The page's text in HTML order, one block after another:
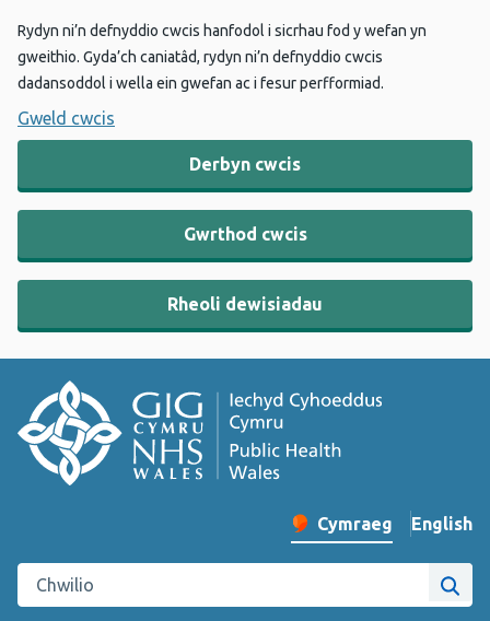
Rydyn ni’n defnyddio cwcis hanfodol i sicrhau fod y wefan yn
gweithio. Gyda’ch caniatâd, rydyn ni’n defnyddio cwcis
dadansoddol i wella ein gwefan ac i fesur perfformiad.
Gweld cwcis
Derbyn cwcis
Gwrthod cwcis
Rheoli dewisiadau
Newid iaith y wefan
Cymraeg English
–
Chwilio gwefan Iechyd Cyhoeddus Cymru